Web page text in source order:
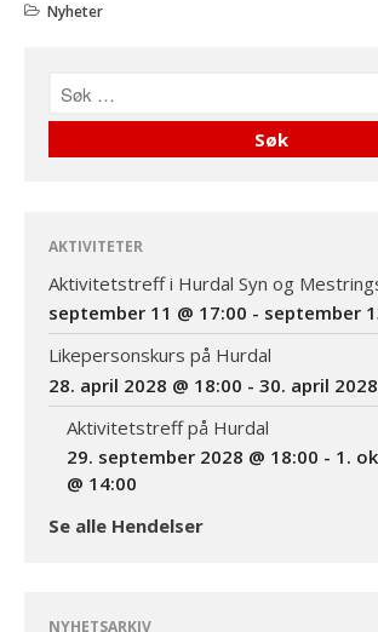
Nyheter
AKTIVITETER
Aktivitetstreff i Hurdal Syn og
september 11 @ 17:00 - september
Likepersonskurs på Hurdal
28. april 2028 @ 18:00 - 30. april
Aktivitetstreff på Hurdal
29. september 2028 @ 18:00 - 1.
@ 14:00
Se alle Hendelser
NYHETSARKIV